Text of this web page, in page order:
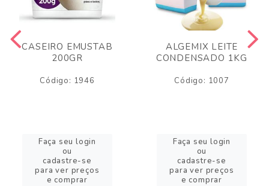
CASEIRO EMUSTAB
200GR
Código: 1946
Faça seu login
ou
cadastre-se
para ver preços
e comprar
ALGEMIX LEITE
CONDENSADO 1KG
Código: 1007
Faça seu login
ou
cadastre-se
para ver preços
e comprar